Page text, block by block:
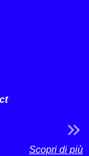
Scopri di più